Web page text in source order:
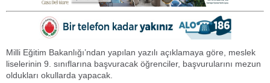
Milli Eğitim Bakanlığı’ndan yapılan yazılı açıklamaya göre, meslek
liselerinin 9. sınıflarına başvuracak öğrenciler, başvurularını mezun
oldukları okullarda yapacak.